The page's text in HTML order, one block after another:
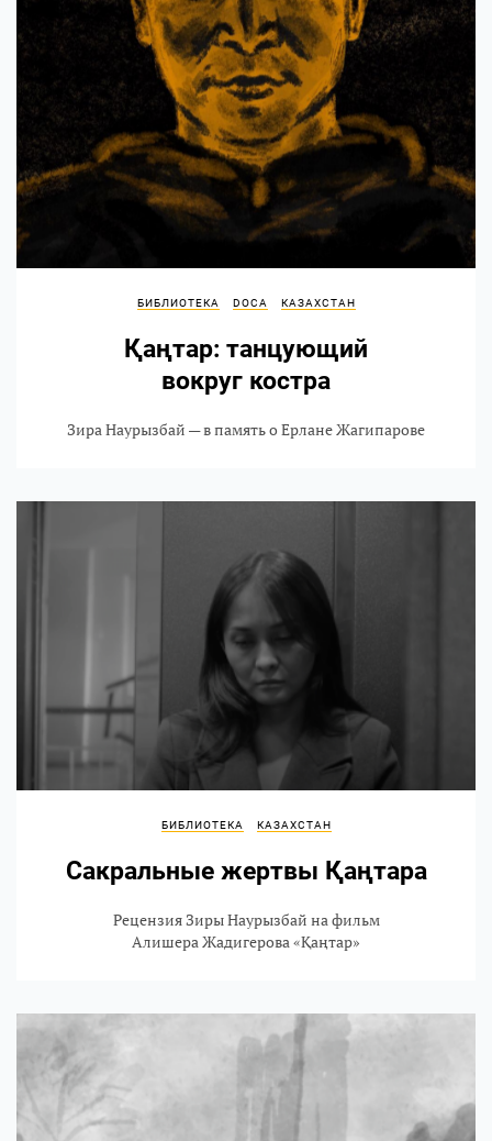
БИБЛИОТЕКА DOCA КАЗАХСТАН
Қаңтар: танцующий
вокруг костра
Зира Наурызбай — в память о Ерлане Жагипарове
БИБЛИОТЕКА КАЗАХСТАН
Сакральные жертвы Қаңтара
Рецензия Зиры Наурызбай на фильм
Алишера Жадигерова «Қаңтар»